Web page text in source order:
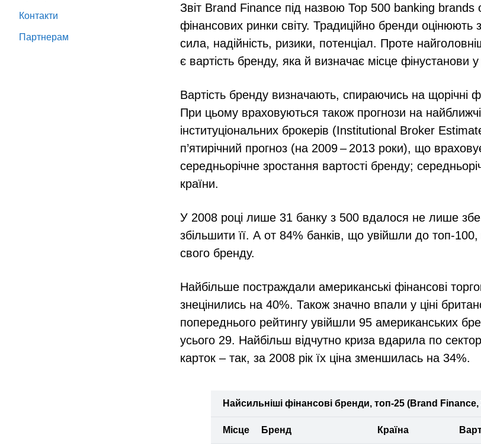
Контакти
Партнeрам
Звіт Brand Finance під назвою Top 500 banking
фінансових ринки світу. Традиційно бренди оцінюють
сила, надійність, ризики, потенціал. Проте
є вартість бренду, яка й визначає місце фінустанови у
Вартість бренду визначають, спираючись на щорічні
При цьому враховуються також прогнози на
інституціональних брокерів (Institutional Broker
п’ятирічний прогноз (на 2009 – 2013 роки), що
середньорічне зростання вартості бренду;
країни.
У 2008 році лише 31 банку з 500 вдалося не лише
збільшити її. А от 84% банків, що увійшли до топ-100,
свого бренду.
Найбільше постраждали американські фінансові
знецінились на 40%. Також значно впали у ціні
попереднього рейтингу увійшли 95 американських
усього 29. Найбільш відчутно криза вдарила по
карток – так, за 2008 рік їх ціна зменшилась на 34%.
Найсильніші фінансові бренди, топ-25 (Brand Finance,
Місце Бренд Країна